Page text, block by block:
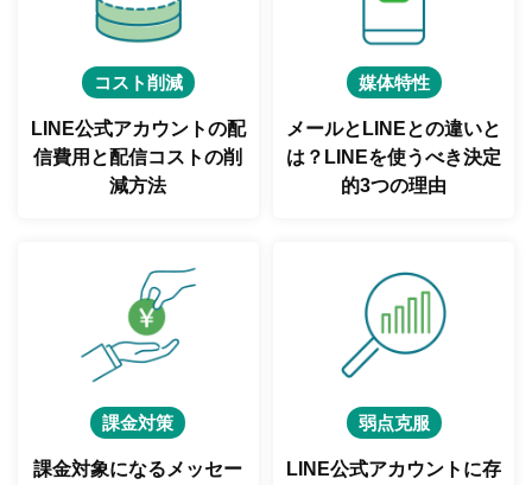
コスト削減
LINE公式アカウントの配
信費用と配信コストの削
減方法
媒体特性
メールとLINEとの違いと
は？ LINEを使うべき決定
的3つの理由
課金対策
課金対象になるメッセー
弱点克服
LINE公式アカウントに存